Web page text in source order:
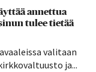
annettua
tulee tietää
valitaan
ja...